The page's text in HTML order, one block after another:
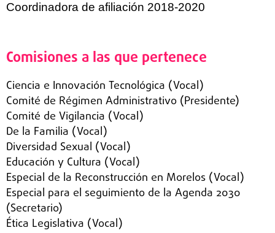
Coordinadora de afiliación 2018-2020
Comisiones a las que pertenece
Ciencia e Innovación Tecnológica (Vocal)
Comité de Régimen Administrativo (Presidente)
Comité de Vigilancia (Vocal)
De la Familia (Vocal)
Diversidad Sexual (Vocal)
Educación y Cultura (Vocal)
Especial de la Reconstrucción en Morelos (Vocal)
Especial para el seguimiento de la Agenda 2030
(Secretario)
Ética Legislativa (Vocal)